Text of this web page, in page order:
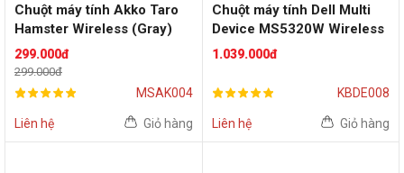
Chuột máy tính Akko Taro
Hamster Wireless (Gray)
299.000đ
299.000đ
MSAK004
Liên hệ Giỏ hàng
Chuột máy tính Dell Multi
Device MS5320W Wireless
(Black)
1.039.000đ
KBDE008
Liên hệ Giỏ hàng